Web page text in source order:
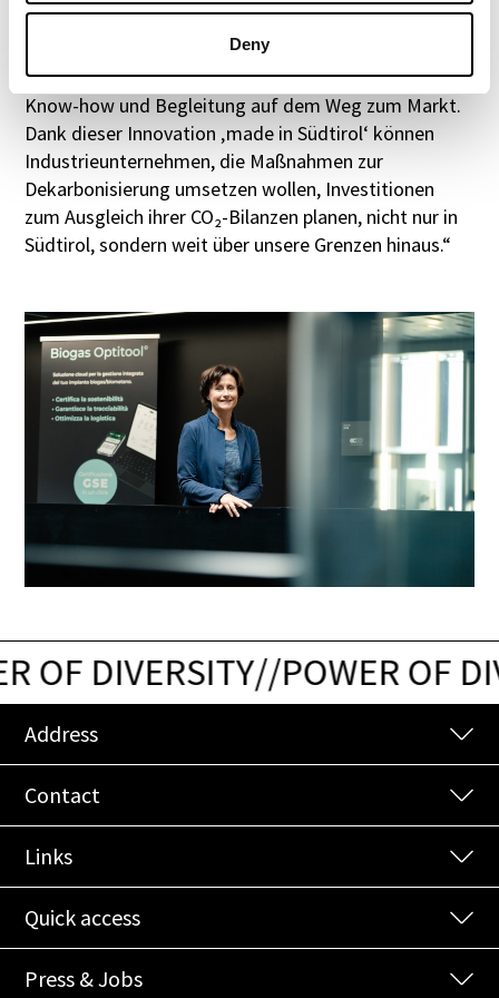
Deny
Dal Savio, Head of Unit Tech Transfer Green im
. „Im NOI unterstützen wir solche
Unternehmen durch Vernetzung, technologisches
Know-how und Begleitung auf dem Weg zum Markt.
Dank dieser Innovation ‚made in Südtirol‘ können
Industrieunternehmen, die Maßnahmen zur
Dekarbonisierung umsetzen wollen, Investitionen
zum Ausgleich ihrer CO₂-Bilanzen planen, nicht nur in
Südtirol, sondern weit über unsere Grenzen hinaus.“
OF DIVERSITY//POWER OF
Address
Contact
Links
Quick access
Press & Jobs